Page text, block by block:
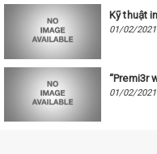
Kỹ thuật
01/02/2021
“Premi3r
01/02/2021